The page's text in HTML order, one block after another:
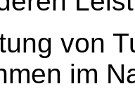
von
im